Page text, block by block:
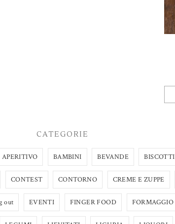
CATEGORIE
APERITIVO BAMBINI BEVANDE BISCOTTI
CONTEST CONTORNO CREME E ZUPPE
out EVENTI FINGER FOOD FORMAGGIO